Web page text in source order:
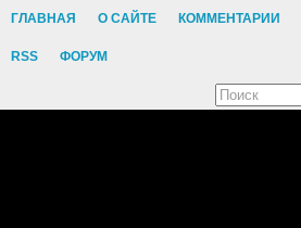
ГЛАВНАЯ О САЙТЕ КОММЕНТАРИИ
RSS ФОРУМ